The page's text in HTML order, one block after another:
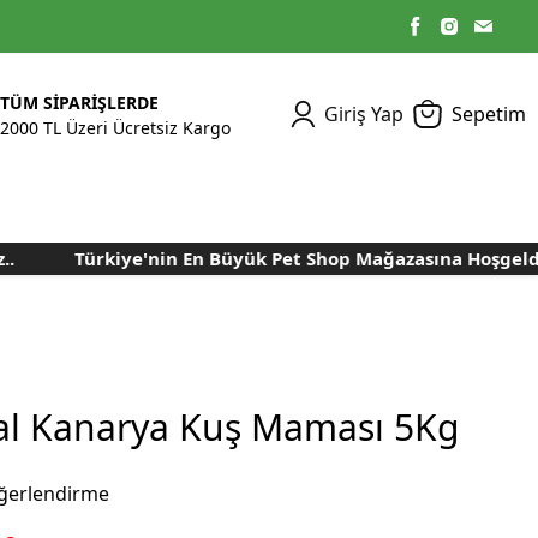
TÜM SİPARİŞLERDE
2000 TL Üzeri Ücretsiz Kargo
Giriş Yap Sepetim
Kümes Ekipmanları
Makineleri
Nem Alma Makineleri
Nem ve Isı Ölçer
Kuluçka Malzemeleri
Kedi Yaş Mamaları
Bakım Sağlık
Tasmalar
Bakım Sağlık
Tavşan Yemleri
Türkiye'nin En Büyük Pet Shop Mağazasına
Kanarya Kuş Maması 5Kg